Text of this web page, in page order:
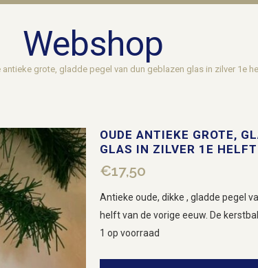
Webshop
antieke grote, gladde pegel van dun geblazen glas in zilver 1e
OUDE ANTIEKE GROTE,
GLAS IN ZILVER 1E
€17,50
Antieke oude, dikke , gladde pegel
helft van de vorige eeuw. De
1 op voorraad